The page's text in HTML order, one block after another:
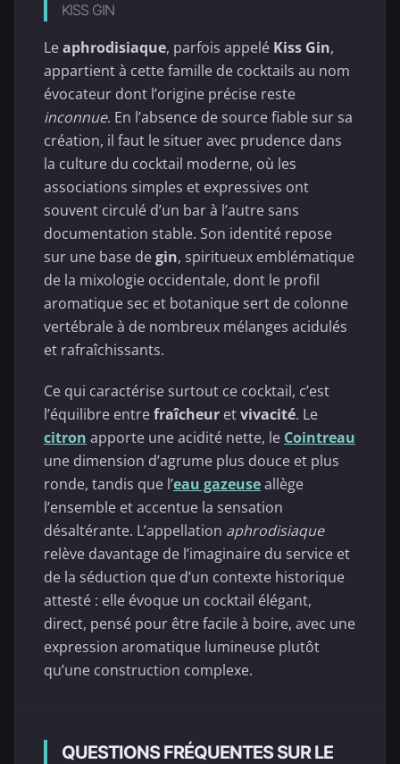
KISS GIN
Leaphrodisiaque, parfois appelé Kiss Gin,
appartient à cette famille de cocktails au nom
évocateur dont l’origine précise reste
inconnue. En l’absence de source fiable sur sa
création, il faut le situer avec prudence dans
la culture du cocktail moderne, où les
associations simples et expressives ont
souvent circulé d’un bar à l’autre sans
documentation stable. Son identité repose
sur une base degin, spiritueux emblématique
de la mixologie occidentale, dont le profil
aromatique sec et botanique sert de colonne
vertébrale à de nombreux mélanges acidulés
et rafraîchissants.
Ce qui caractérise surtout ce cocktail, c’est
l’équilibre entrefraîcheur etvivacité. Le
citron apporte une acidité nette, le Cointreau
une dimension d’agrume plus douce et plus
ronde, tandis que l’eau gazeuseallège
l’ensemble et accentue la sensation
désaltérante. L’appellation aphrodisiaque
relève davantage de l’imaginaire du service et
de la séduction que d’un contexte historique
attesté : elle évoque un cocktail élégant,
direct, pensé pour être facile à boire, avec une
expression aromatique lumineuse plutôt
qu’une construction complexe.
QUESTIONS FRÉQUENTES SUR LE